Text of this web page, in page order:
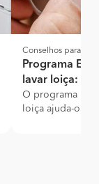
Conselhos para a
Programa
lavar loiça:
O programa
loiça ajuda-o a